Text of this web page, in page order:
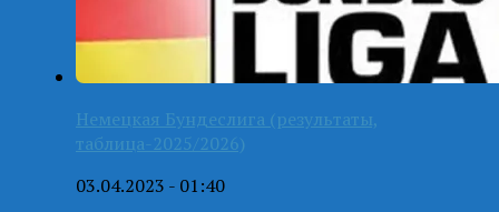
Немецкая Бундеслига (результаты,
таблица-2025/2026)
03.04.2023 - 01:40